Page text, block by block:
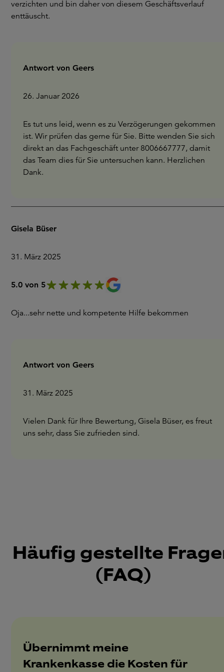
verzichten und bin daher von diesem Geschäftsverlauf
enttäuscht.
Antwort von Geers
26. Januar 2026
Es tut uns leid, wenn es zu Verzögerungen gekommen
ist. Wir prüfen das gerne für Sie. Bitte wenden Sie sich
direkt an das Fachgeschäft unter 8006667777, damit
das Team dies für Sie untersuchen kann. Herzlichen
Dank.
Gisela Büser
31. März 2025
5.0 von 5
Oja...sehr nette und kompetente Hilfe bekommen
Antwort von Geers
31. März 2025
Vielen Dank für Ihre Bewertung, Gisela Büser, es freut
uns sehr, dass Sie zufrieden sind.
Häufig gestellte
(FAQ)
Übernimmt meine
Krankenkasse die Kosten für